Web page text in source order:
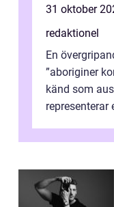
31 oktober
redaktionel
En
”aboriginer
känd som
representerar